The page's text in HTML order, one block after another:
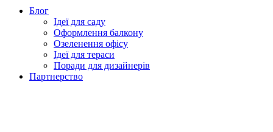
Блог
Ідеї для саду
Оформлення балкону
Озеленення офісу
Ідеї для тераси
Поради для дизайнерів
Партнерство